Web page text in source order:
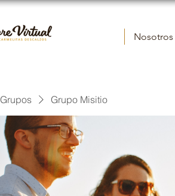
Nosotros
Grupos Grupo Misitio